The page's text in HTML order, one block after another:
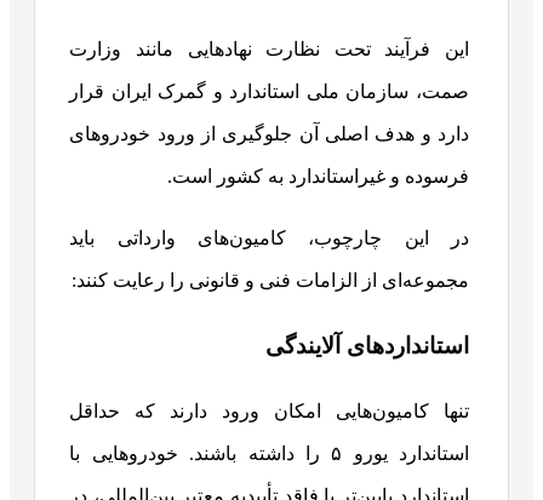
این فرآیند تحت نظارت نهادهایی مانند وزارت
صمت، سازمان ملی استاندارد و گمرک ایران قرار
دارد و هدف اصلی آن جلوگیری از ورود خودروهای
فرسوده و غیراستاندارد به کشور است.
در این چارچوب، کامیون‌های وارداتی باید
مجموعه‌ای از الزامات فنی و قانونی را رعایت کنند:
استانداردهای آلایندگی
تنها کامیون‌هایی امکان ورود دارند که حداقل
استاندارد یورو ۵ را داشته باشند. خودروهایی با
استاندارد پایین‌تر یا فاقد تأییدیه معتبر بین‌المللی، در